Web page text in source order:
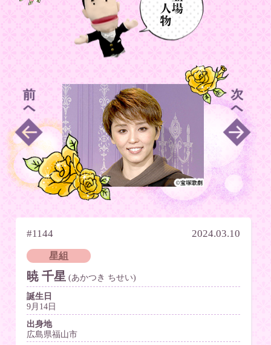
#1144 2024.03.10
星組
暁 千星 (あかつき ちせい)
誕生日
9月14日
出身地
広島県福山市